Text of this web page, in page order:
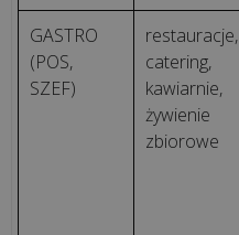
GASTRO
(POS,
SZEF)
restauracje,
catering,
kawiarnie,
żywienie
zbiorowe